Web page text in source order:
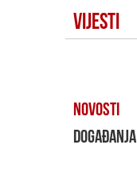
VIJESTI
NOVOSTI
DOGAĐANJA